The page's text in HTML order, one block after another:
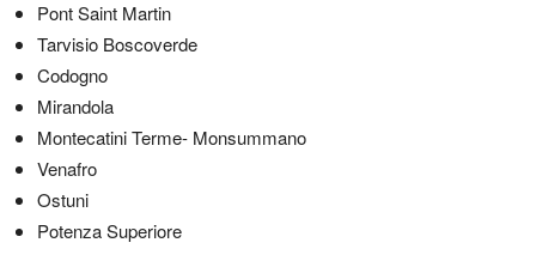
Pont Saint Martin
Tarvisio Boscoverde
Codogno
Mirandola
Montecatini Terme- Monsummano
Venafro
Ostuni
Potenza Superiore